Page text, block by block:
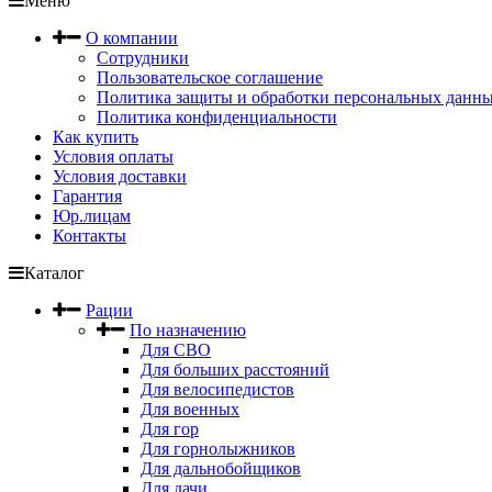
О компании
Сотрудники
Пользовательское соглашение
Политика защиты и обработки персональных
Политика конфиденциальности
Как купить
Условия оплаты
Условия доставки
Гарантия
Юр.лицам
Контакты
Каталог
Рации
По назначению
Для СВО
Для больших расстояний
Для велосипедистов
Для военных
Для гор
Для горнолыжников
Для дальнобойщиков
Для дачи